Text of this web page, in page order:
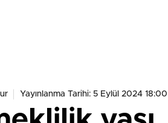
Yayınlanma Tarihi: 5 Eylül 2024 18:00